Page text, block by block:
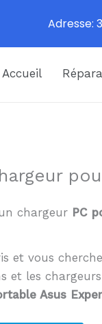
Accueil
chargeur PC
et vous
et les
Asus
Adresse: